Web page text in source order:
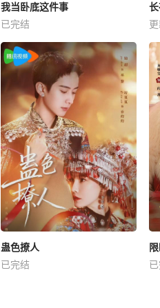
我当卧底这件事
已完结
蛊色撩人
已完结